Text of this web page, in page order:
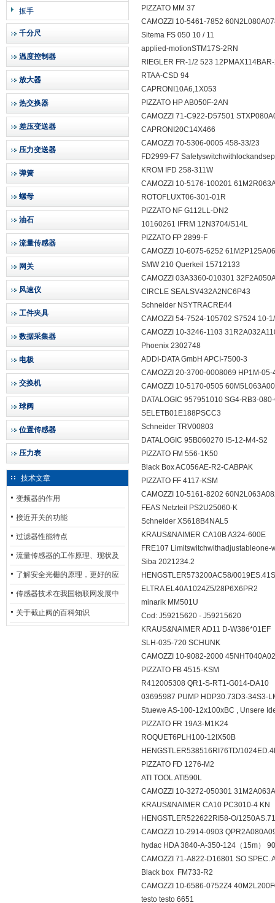
扳手
千分尺
温度控制器
放大器
热交换器
差压变送器
压力变送器
弹簧
螺母
油石
流量传感器
网关
风速仪
工件夹具
数据采集器
电极
交换机
球阀
位置传感器
压力表
技术文章
变频器的作用
接近开关的功能
过滤器性能特点
流量传感器的工作原理、现状及
其发展前景
了解安全光栅的原理，更好的应
用安全光栅
传感器技术在我国物联网发展中
的地位*
关于截止阀的百科知识
PIZZATO MM 37
CAMOZZI 10-5461-7852
Sitema FS 050 10 / 11
applied-motionSTM17S-2RN
RIEGLER FR-1/2 523
RTAA-CSD 94
CAPRONI10A6,1X053
PIZZATO HP AB050F-2AN
CAMOZZI 71-C922-D57501
CAPRONI20C14X466
CAMOZZI 70-5306-0005 458-33/23
FD2999-F7
KROM IFD 258-311W
CAMOZZI 10-5176-100201
ROTOFLUXT06-301-01R
PIZZATO NF G112LL-DN2
10160261 IFRM 12N3704/S14L
PIZZATO FP 2899-F
CAMOZZI 10-6075-6252
SMW 210 Querkeil 15712133
CAMOZZI 03A3360-010301
CIRCLE SEALSV432A2NC6P43
Schneider NSYTRACRE44
CAMOZZI 54-7524-105702 S7524
CAMOZZI 10-3246-1103
Phoenix 2302748
ADDI-DATA GmbH APCI-7500-3
CAMOZZI 20-3700-0008069 HP1M-
CAMOZZI 10-5170-0505
DATALOGIC 957951010 SG4-RB3-
SELETB01E188PSCC3
Schneider TRV00803
DATALOGIC 95B060270 IS-12-M4-
PIZZATO FM 556-1K50
Black Box AC056AE-R2-CABPAK
PIZZATO FF 4117-KSM
CAMOZZI 10-5161-8202
FEAS Netzteil PS2U25060-K
Schneider XS618B4NAL5
KRAUS&NAIMER CA10B A324-600E
FRE107
Siba 2021234.2
HENGSTLER573200AC58/
ELTRA EL40A1024Z5/28P6X6PR2
minarik MM501U
Cod: J59215620 - J59215620
KRAUS&NAIMER AD11 D-
SLH-035-720 SCHUNK
CAMOZZI 10-9082-2000
PIZZATO FB 4515-KSM
R412005308 QR1-S-RT1-G014-DA10
03695987 PUMP HDP30.73D3-
Stuewe AS-100-12x100xBC , Unsere
PIZZATO FR 19A3-M1K24
ROQUET6PLH100-12IX50B
HENGSTLER538516RI76TD/
PIZZATO FD 1276-M2
ATI TOOL ATI590L
CAMOZZI 10-3272-050301
KRAUS&NAIMER CA10 PC3010-4
HENGSTLER522622RI58-O/
CAMOZZI 10-2914-0903
hydac HDA 3840-A-350-124（15m）
CAMOZZI 71-A822-D16801 SO
Black box FM733-R2
CAMOZZI 10-6586-0752Z4
testo testo 6651